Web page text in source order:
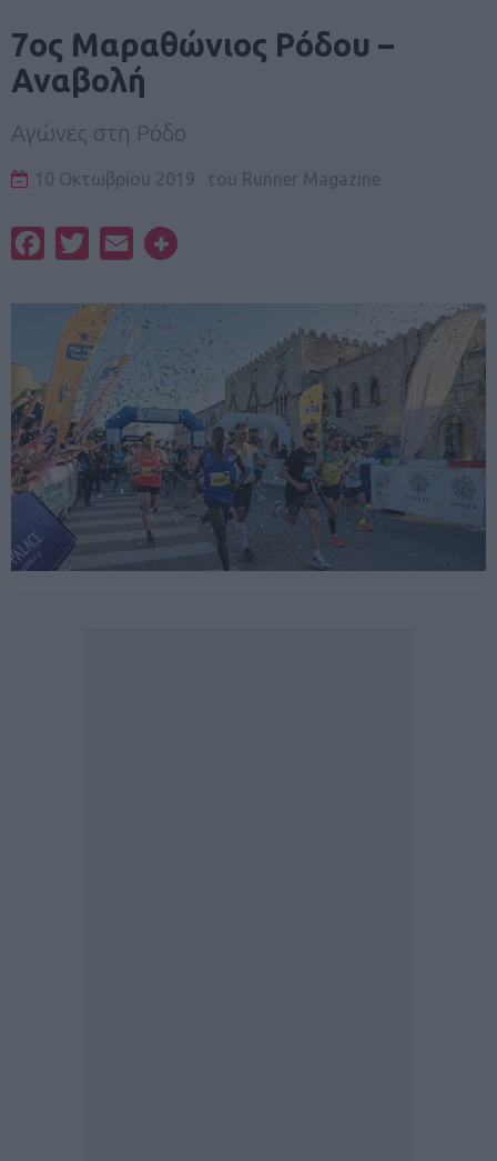
7ος Μαραθώνιος Ρόδου –
Αναβολή
Αγώνες στη Ρόδο
10 Οκτωβρίου 2019 του Runner Magazine
FacebookTwitterEmail